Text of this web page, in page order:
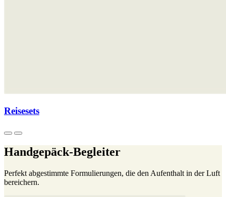
Reisesets
Handgepäck-Begleiter
Perfekt abgestimmte Formulierungen, die den Aufenthalt in der Luft
bereichern.